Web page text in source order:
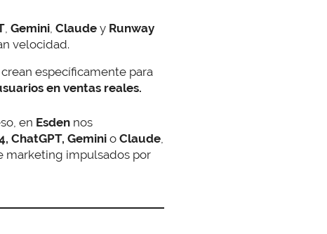
, Gemini, Claude y Runway
velocidad.
específicamente para
en ventas reales.
en Esden nos
ChatGPT, Gemini o Claude
marketing impulsados por